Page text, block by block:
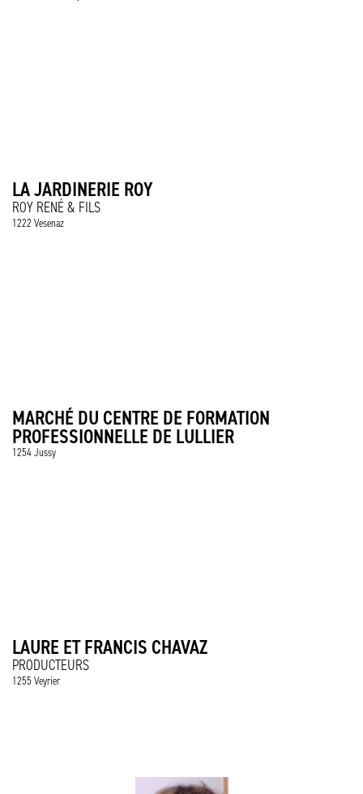
LA JARDINERIE ROY
ROY RENÉ & FILS
1222 Vesenaz
MARCHÉ DU CENTRE DE FORMATION
PROFESSIONNELLE DE LULLIER
1254 Jussy
LAURE ET FRANCIS CHAVAZ
PRODUCTEURS
1255 Veyrier